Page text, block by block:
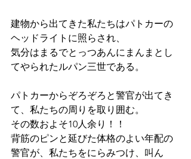
建物から出てきた私たちはパトカーの
ヘッドライトに照らされ、
気分はまるでとっつあんにまんまとし
てやられたルパン三世である。
パトカーからぞろぞろと警官が出てき
て、私たちの周りを取り囲む。
その数およそ10人余り！！
背筋のピンと延びた体格のよい年配の
警官が、私たちをにらみつけ、叫ん